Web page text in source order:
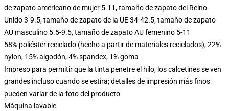
de zapato americano de mujer 5-11, tamaño de zapato del Reino
Unido 3-9.5, tamaño de zapato de la UE 34-42.5, tamaño de zapato
AU masculino 5.5-9.5, tamaño de zapato AU femenino 5-11
58% poliéster reciclado (hecho a partir de materiales reciclados), 22%
nylon, 15% algodón, 4% spandex, 1% goma
Impreso para permitir que la tinta penetre el hilo, los calcetines se ven
grandes incluso cuando se estira; detalles de impresión más finos
pueden variar de la foto del producto
Máquina lavable